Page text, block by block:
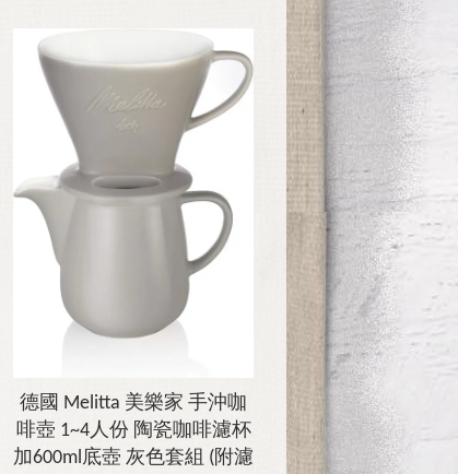
德國 Melitta 美樂家 手沖咖
啡壺 1~4人份 陶瓷咖啡濾杯
加600ml底壺 灰色套組 (附濾